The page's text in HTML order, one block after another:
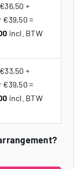
+
€39,50 =
incl. BTW
+
€39,50 =
incl. BTW